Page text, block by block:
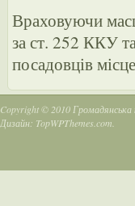
Враховуючи
за ст. 252 ККУ
посадовців
Copyright © 2010
Дизайн: TopWPThemes.com